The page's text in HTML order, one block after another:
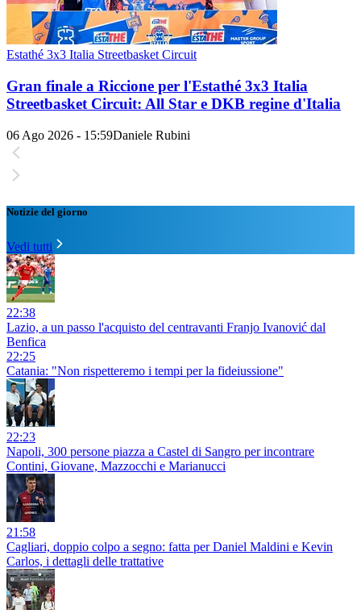
Estathé 3x3 Italia Streetbasket Circuit
Gran finale a Riccione per l'Estathé 3x3 Italia
Streetbasket Circuit: All Star e DKB regine d'Italia
06 Ago 2026 - 15:59Daniele Rubini
Notizie del giorno
Vedi tutti
22:38
Lazio, a un passo l'acquisto del centravanti Franjo Ivanović dal
Benfica
22:25
Catania: "Non rispetteremo i tempi per la fideiussione"
22:23
Napoli, 300 persone piazza a Castel di Sangro per incontrare
Contini, Giovane, Mazzocchi e Marianucci
21:58
Cagliari, doppio colpo a segno: fatta per Daniel Maldini e Kevin
Carlos, i dettagli delle trattative